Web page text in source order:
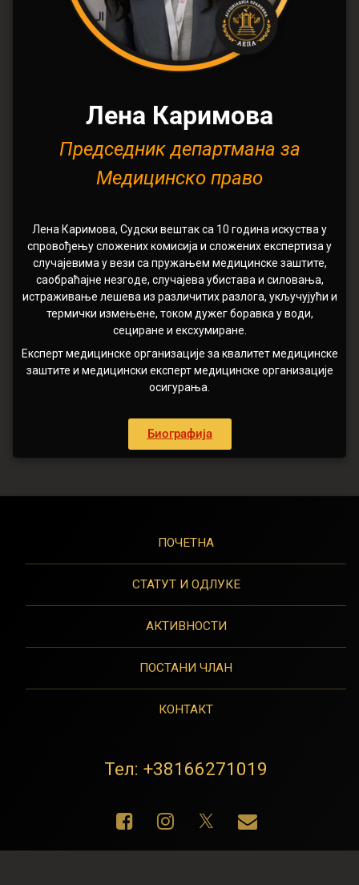
Лена Каримова
Председник департмана за
Медицинско право
Лена Каримова, Судски вештак са 10 година искуства у
спровођењу сложених комисија и сложених експертиза у
случајевима у вези са пружањем медицинске заштите,
саобраћајне незгоде, случајева убистава и силовања,
истраживање лешева из различитих разлога, укључујући и
термички измењене, током дужег боравка у води,
сециране и ексхумиране.
Експерт медицинске организације за квалитет медицинске
заштите и медицински експерт медицинске организације
осигурања.
Биографија
ПОЧЕТНА
СТАТУТ И ОДЛУКЕ
АКТИВНОСТИ
ПОСТАНИ ЧЛАН
КОНТАКТ
Тел: +38166271019
Фацебоок
ИнстаграмЕ-маил